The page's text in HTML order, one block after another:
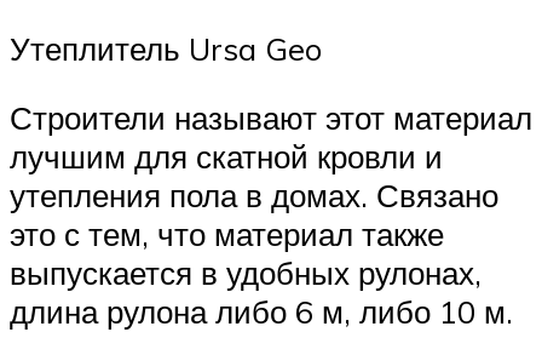
Утеплитель Ursa Geo
Строители называют этот материал
лучшим для скатной кровли и
утепления пола в домах. Связано
это с тем, что материал также
выпускается в удобных рулонах,
длина рулона либо 6 м, либо 10 м.